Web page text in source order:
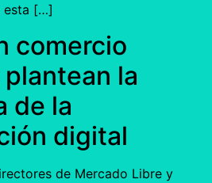
esta […]
comercio
la
de la
digital
de Mercado Libre y